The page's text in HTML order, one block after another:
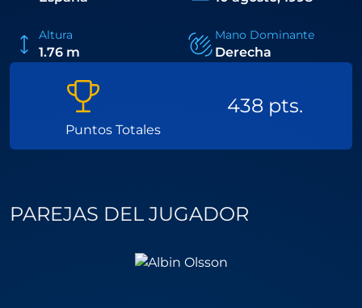
Altura
1.76 m
Mano Dominante
Derecha
Puntos Totales
438 pts.
PAREJAS DEL JUGADOR